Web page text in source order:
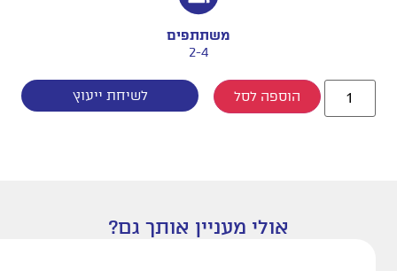
משתתפים
2-4
הוספה לסל לשיחת ייעוץ
אולי מעניין אותך גם?